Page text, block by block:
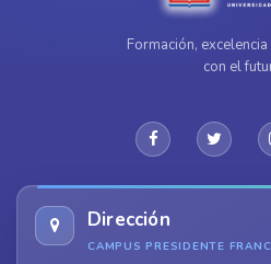
Formación,
con el
Dirección
CAMPUS PRESIDENTE